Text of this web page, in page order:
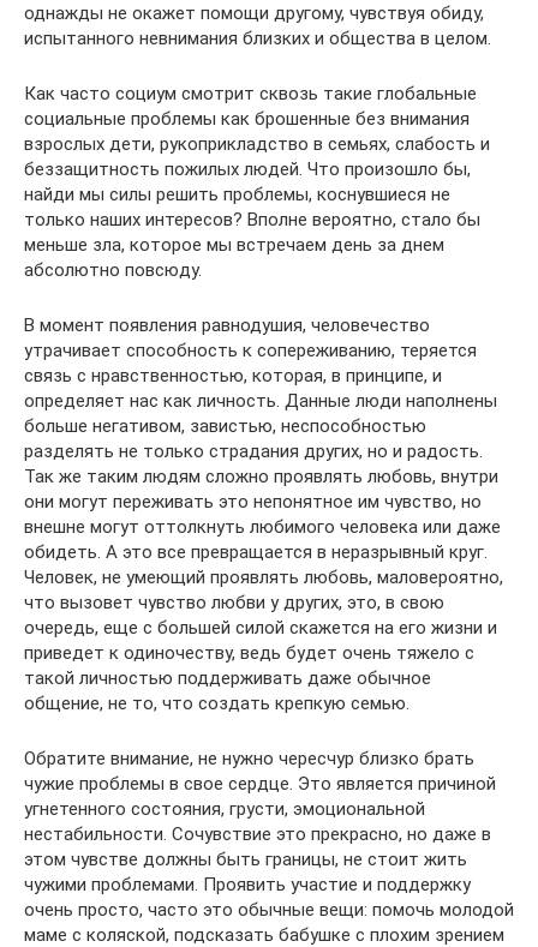
однажды не окажет помощи другому, чувствуя обиду,
испытанного невнимания близких и общества в целом.
Как часто социум смотрит сквозь такие глобальные
социальные проблемы как брошенные без внимания
взрослых дети, рукоприкладство в семьях, слабость и
беззащитность пожилых людей. Что произошло бы,
найди мы силы решить проблемы, коснувшиеся не
только наших интересов? Вполне вероятно, стало бы
меньше зла, которое мы встречаем день за днем
абсолютно повсюду.
В момент появления равнодушия, человечество
утрачивает способность к сопереживанию, теряется
связь с нравственностью, которая, в принципе, и
определяет нас как личность. Данные люди наполнены
больше негативом, завистью, неспособностью
разделять не только страдания других, но и радость.
Так же таким людям сложно проявлять любовь, внутри
они могут переживать это непонятное им чувство, но
внешне могут оттолкнуть любимого человека или даже
обидеть. А это все превращается в неразрывный круг.
Человек, не умеющий проявлять любовь, маловероятно,
что вызовет чувство любви у других, это, в свою
очередь, еще с большей силой скажется на его жизни и
приведет к одиночеству, ведь будет очень тяжело с
такой личностью поддерживать даже обычное
общение, не то, что создать крепкую семью.
Обратите внимание, не нужно чересчур близко брать
чужие проблемы в свое сердце. Это является причиной
угнетенного состояния, грусти, эмоциональной
нестабильности. Сочувствие это прекрасно, но даже в
этом чувстве должны быть границы, не стоит жить
чужими проблемами. Проявить участие и поддержку
очень просто, часто это обычные вещи: помочь молодой
маме с коляской, подсказать бабушке с плохим зрением